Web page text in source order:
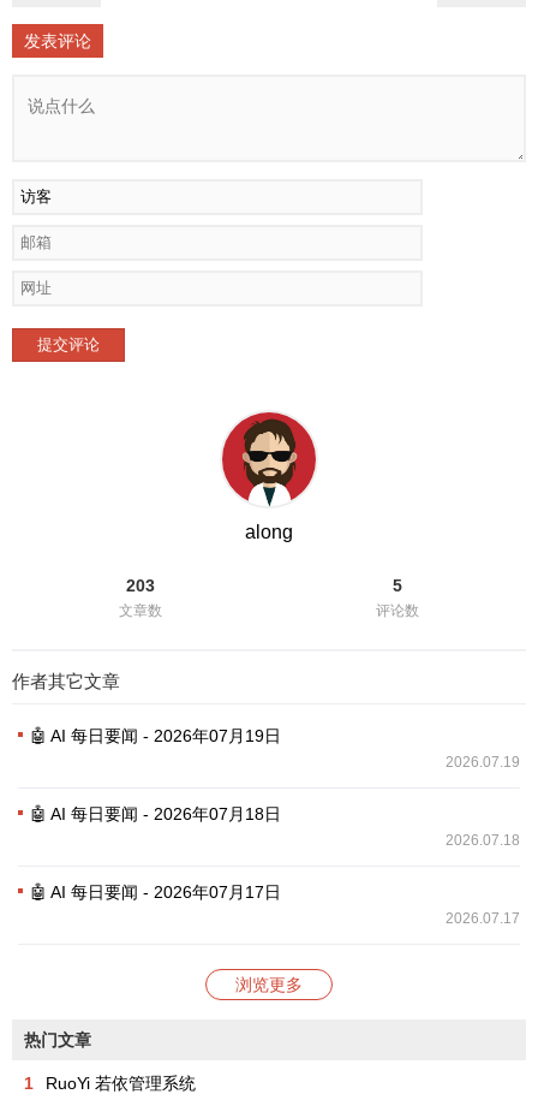
发表评论
提交评论
along
203
文章数
5
评论数
作者其它文章
🤖 AI 每日要闻 - 2026年07月19日
2026.07.19
🤖 AI 每日要闻 - 2026年07月18日
2026.07.18
🤖 AI 每日要闻 - 2026年07月17日
2026.07.17
浏览更多
热门文章
1
RuoYi 若依管理系统